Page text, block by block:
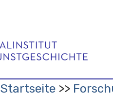
Startseite